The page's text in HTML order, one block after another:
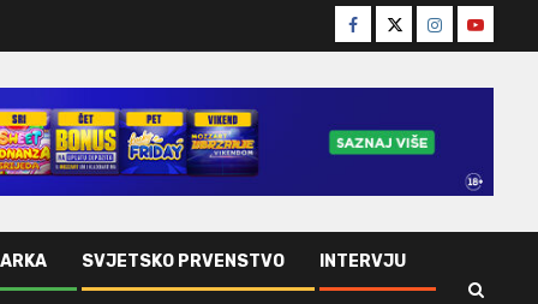
Facebook
TwitterInstagram
Youtube
SVJETSKO PRVENSTVO INTERVJU